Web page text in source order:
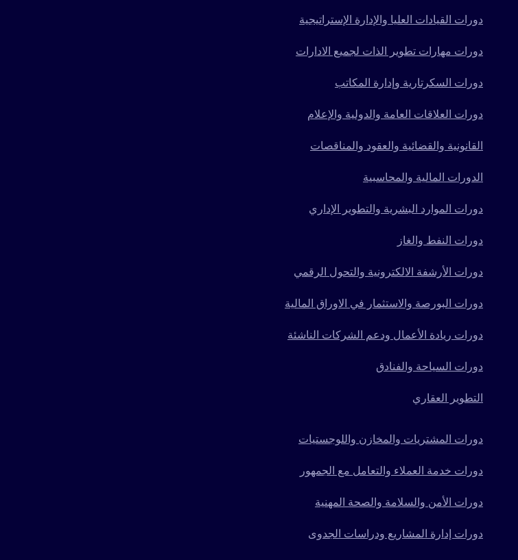
دورات القيادات العليا والإدارة الإستراتيجية
دورات مهارات تطوير الذات لجميع الادارات
دورات السكرتارية وإدارة المكاتب
دورات العلاقات العامة والدولية والإعلام
القانونية والقضائية والعقود والمناقصات
الدورات المالية والمحاسبية
دورات الموارد البشرية والتطوير الإداري
دورات النفط والغاز
دورات الأرشفة الالكترونية والتحول الرقمي
دورات البورصة والاستثمار في الاوراق المالية
دورات ريادة الأعمال ودعم الشركات الناشئة
دورات السياحة والفنادق
التطوير العقاري
دورات المشتريات والمخازن واللوجستيات
دورات خدمة العملاء والتعامل مع الجمهور
دورات الأمن والسلامة والصحة المهنية
دورات إدارة المشاريع ودراسات الجدوى